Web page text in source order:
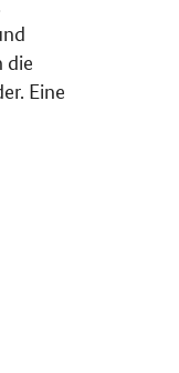
die
Eine